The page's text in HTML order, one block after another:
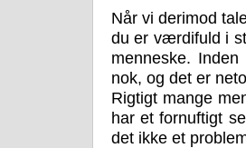
Når vi derimod
du er værdifuld i
menneske.
nok, og det er
Rigtigt mange
har et fornuftigt
det ikke et